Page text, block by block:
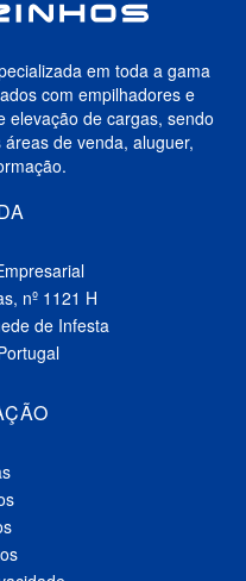
em toda a gama
com empilhadores e
elevação de cargas, sendo
de venda, aluguer,
nº 1121 H
de Infesta